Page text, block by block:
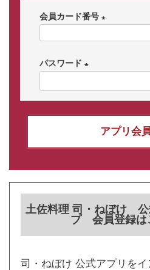
会員カード番号
パスワード
必
須
アプリ会
土佐料理 司・ねぼけ 公
プ 会員登録は
司・ねぼけ 公式アプリを